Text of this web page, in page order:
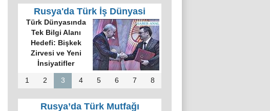
Rusya'da Türk İş Dünyasi
Türk Dünyasında
Tek Bilgi Alanı
Hedefi: Bişkek
Zirvesi ve Yeni
İnsiyatifler
1 2 3 4 5 6 7 8
Rusya’da Türk Mutfağı